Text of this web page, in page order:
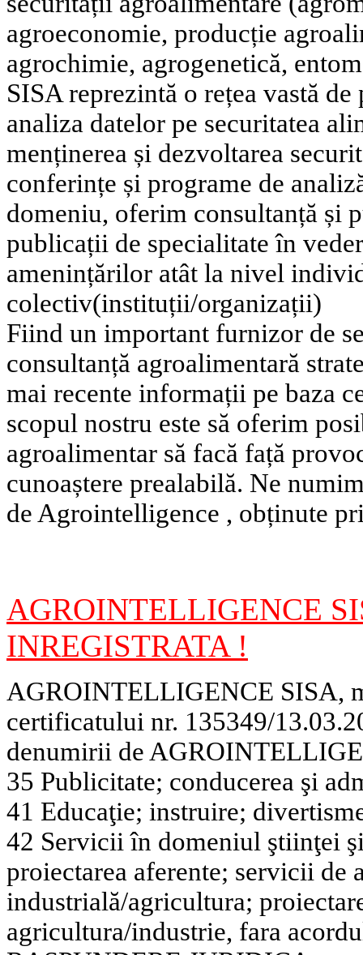
agroeconomie, producție
agrochimie, agrogenetică,
SISA reprezintă o rețea vastă
analiza datelor pe securitatea
menținerea și dezvoltarea
conferințe și programe de
domeniu, oferim consultanță și
publicații de specialitate în
amenințărilor atât la nivel
colectiv(instituții/organizații)
Fiind un important furnizor de
consultanță agroalimentară
mai recente informații pe baza
scopul nostru este să oferim
agroalimentar să facă față
cunoaștere prealabilă. Ne
de Agrointelligence , obținute
AGROINTELLIGENCE
INREGISTRATA !
AGROINTELLIGENCE SISA,
certificatului nr. 135349/
denumirii de
35 Publicitate; conducerea şi
41 Educaţie; instruire;
42 Servicii în domeniul ştiinţei
proiectarea aferente; servicii de
industrială/agricultura;
agricultura/industrie, fara